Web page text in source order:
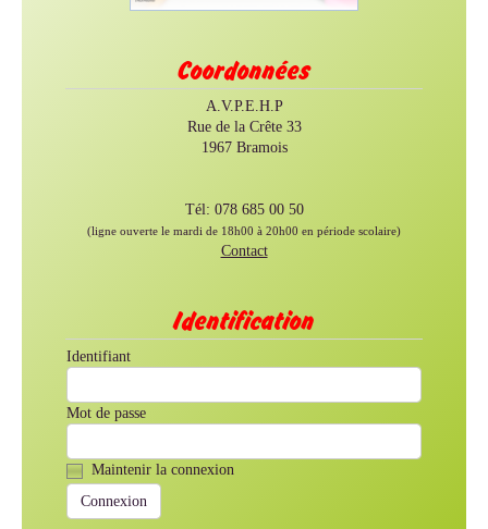
Coordonnées
A.V.P.E.H.P
Rue de la Crête 33
1967 Bramois
Tél: 078 685 00 50
(ligne ouverte le mardi de 18h00 à 20h00 en période scolaire)
Contact
Identification
Identifiant
Mot de passe
Maintenir la connexion